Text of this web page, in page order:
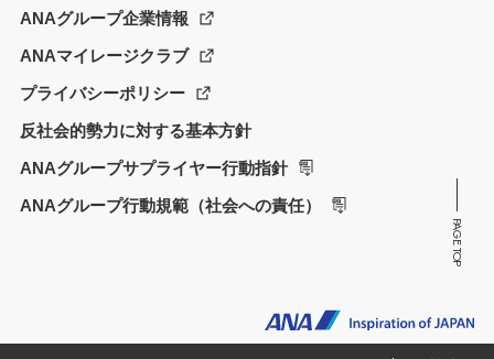
PAGE TOP
ANAグループ企業情報
ANAマイレージクラブ
プライバシーポリシー
反社会的勢力に対する基本方針
ANAグループサプライヤー行動指針
ANAグループ行動規範（社会への責任）